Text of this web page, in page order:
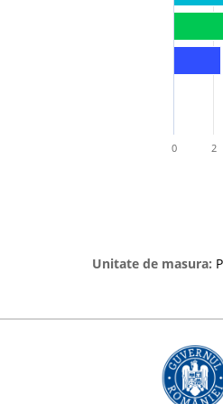
0 2
Unitate de masura: